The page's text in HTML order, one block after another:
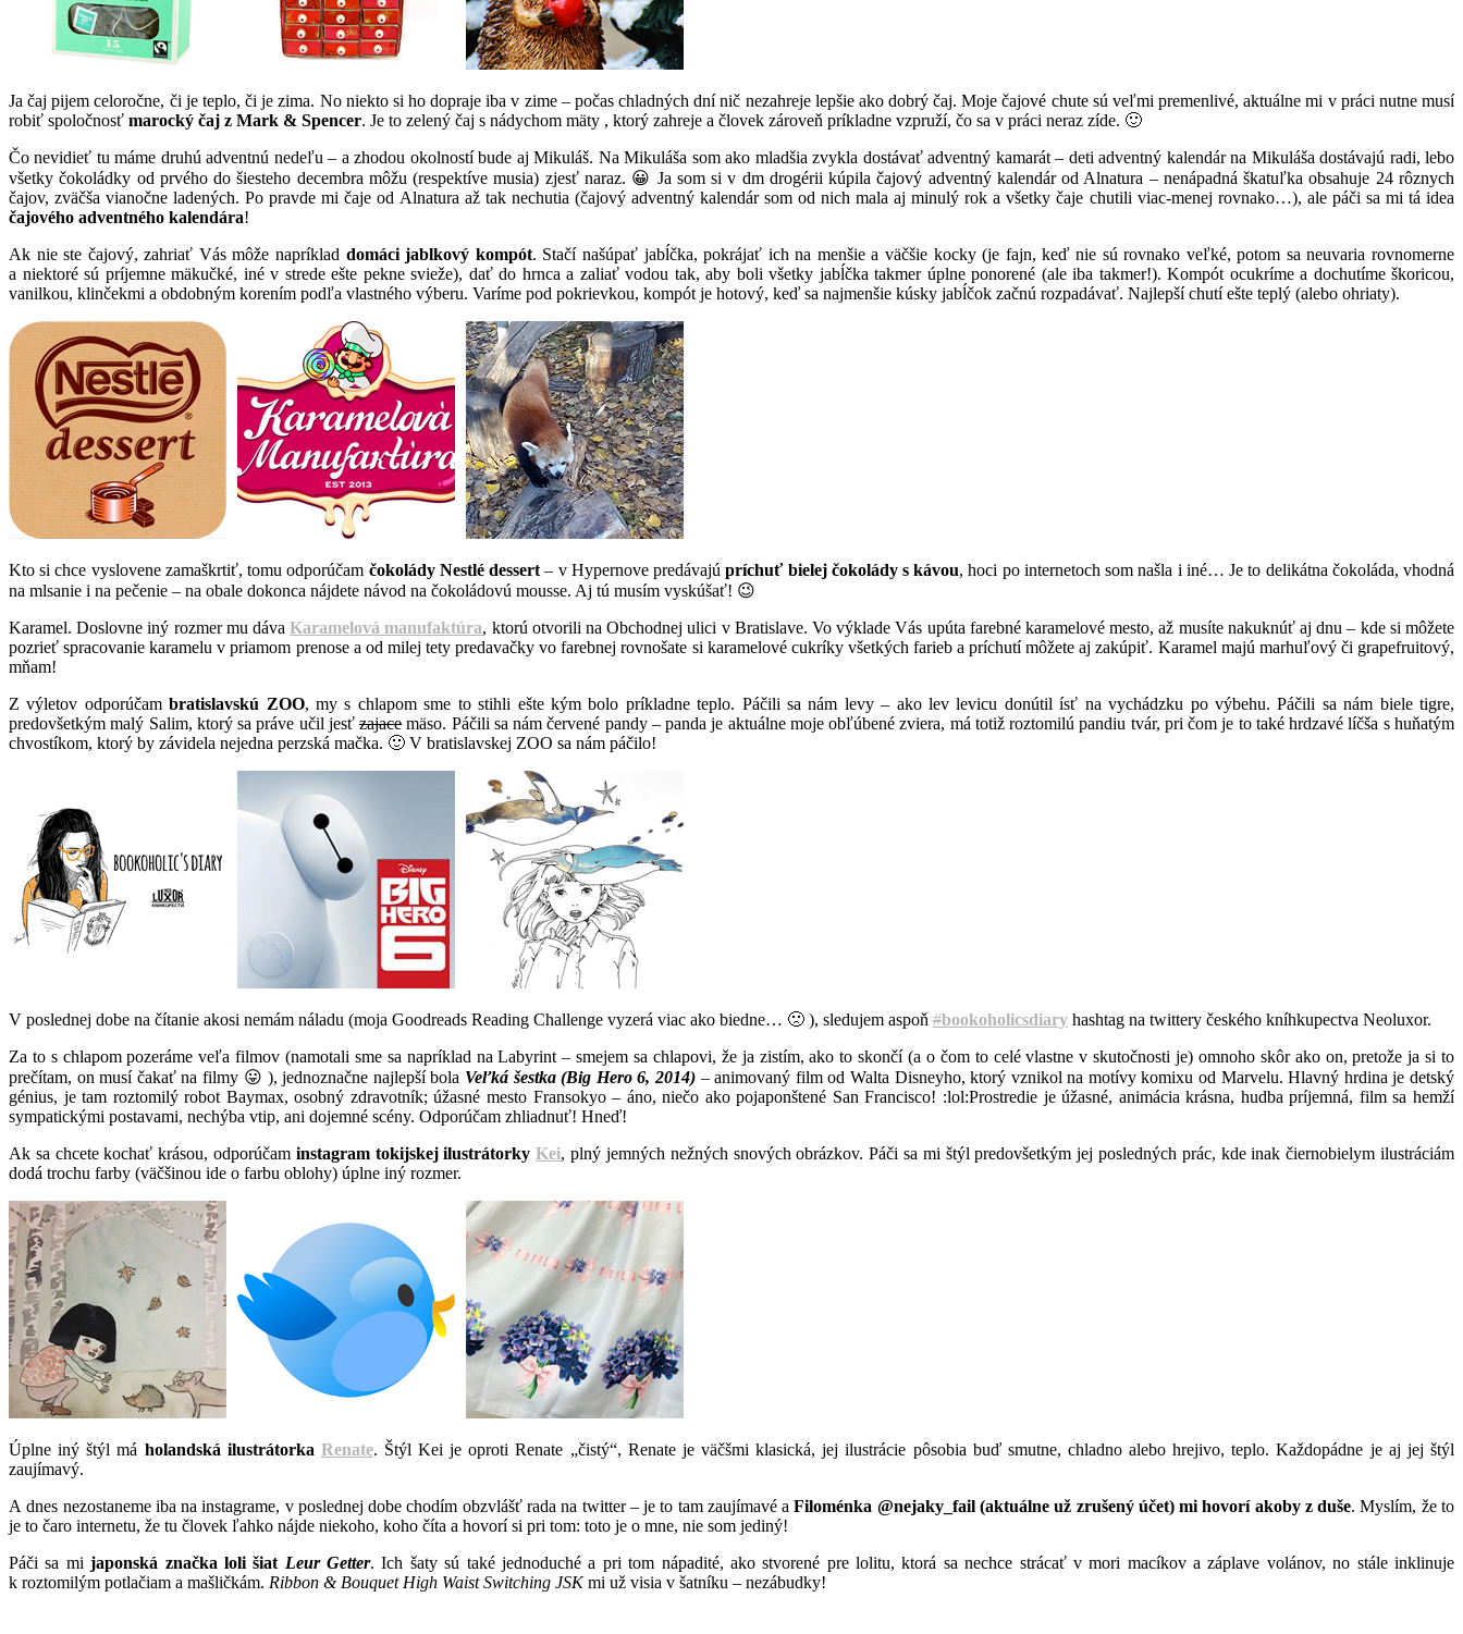
Ja čaj pijem celoročne, či je teplo, či je zima. No niekto si ho dopraje iba v zime – počas chladných dní nič nezahreje lepšie ako dobrý čaj. Moje čajové chute sú veľmi premenlivé, aktuálne mi v práci nutne musí
robiť spoločnosť marocký čaj z Mark & Spencer. Je to zelený čaj s nádychom mäty , ktorý zahreje a človek zároveň príkladne vzpruží, čo sa v práci neraz zíde. 🙂
Čo nevidieť tu máme druhú adventnú nedeľu – a zhodou okolností bude aj Mikuláš. Na Mikuláša som ako mladšia zvykla dostávať adventný kamarát – deti adventný kalendár na Mikuláša dostávajú radi, lebo
všetky čokoládky od prvého do šiesteho decembra môžu (respektíve musia) zjesť naraz. 😀 Ja som si v dm drogérii kúpila čajový adventný kalendár od Alnatura – nenápadná škatuľka obsahuje 24 rôznych
čajov, zväčša vianočne ladených. Po pravde mi čaje od Alnatura až tak nechutia (čajový adventný kalendár som od nich mala aj minulý rok a všetky čaje chutili viac-menej rovnako…), ale páči sa mi tá idea
čajového adventného kalendára!
Ak nie ste čajový, zahriať Vás môže napríklad domáci jablkový kompót. Stačí našúpať jabĺčka, pokrájať ich na menšie a väčšie kocky (je fajn, keď nie sú rovnako veľké, potom sa neuvaria rovnomerne
a niektoré sú príjemne mäkučké, iné v strede ešte pekne svieže), dať do hrnca a zaliať vodou tak, aby boli všetky jabĺčka takmer úplne ponorené (ale iba takmer!). Kompót ocukríme a dochutíme škoricou,
vanilkou, klinčekmi a obdobným korením podľa vlastného výberu. Varíme pod pokrievkou, kompót je hotový, keď sa najmenšie kúsky jabĺčok začnú rozpadávať. Najlepší chutí ešte teplý (alebo ohriaty).
Kto si chce vyslovene zamaškrtiť, tomu odporúčam čokolády Nestlé dessert – v Hypernove predávajúpríchuť bielej čokolády s kávou, hoci po internetoch som našla i iné… Je to delikátna čokoláda, vhodná
na mlsanie i na pečenie – na obale dokonca nájdete návod na čokoládovú mousse. Aj tú musím vyskúšať! 😉
Karamel. Doslovne iný rozmer mu dávaKaramelová manufaktúra, ktorú otvorili na Obchodnej ulici v Bratislave. Vo výklade Vás upúta farebné karamelové mesto, až musíte nakuknúť aj dnu – kde si môžete
pozrieť spracovanie karamelu v priamom prenose a od milej tety predavačky vo farebnej rovnošate si karamelové cukríky všetkých farieb a príchutí môžete aj zakúpiť. Karamel majú marhuľový či grapefruitový,
mňam!
Z výletov odporúčambratislavskú ZOO, my s chlapom sme to stihli ešte kým bolo príkladne teplo. Páčili sa nám levy – ako lev levicu donútil ísť na vychádzku po výbehu. Páčili sa nám biele tigre,
predovšetkým malý Salim, ktorý sa práve učil jesťzajace mäso. Páčili sa nám červené pandy – panda je aktuálne moje obľúbené zviera, má totiž roztomilú pandiu tvár, pri čom je to také hrdzavé líčša s huňatým
chvostíkom, ktorý by závidela nejedna perzská mačka. 🙂 V bratislavskej ZOO sa nám páčilo!
V poslednej dobe na čítanie akosi nemám náladu (moja Goodreads Reading Challenge vyzerá viac ako biedne… 🙁 ), sledujem aspoň #bookoholicsdiary hashtag na twittery českého kníhkupectva Neoluxor.
Za to s chlapom pozeráme veľa filmov (namotali sme sa napríklad na Labyrint – smejem sa chlapovi, že ja zistím, ako to skončí (a o čom to celé vlastne v skutočnosti je) omnoho skôr ako on, pretože ja si to
prečítam, on musí čakať na filmy 😛 ), jednoznačne najlepší bola Veľká šestka (Big Hero 6, 2014) – animovaný film od Walta Disneyho, ktorý vznikol na motívy komixu od Marvelu. Hlavný hrdina je detský
génius, je tam roztomilý robot Baymax, osobný zdravotník; úžasné mesto Fransokyo – áno, niečo ako pojaponštené San Francisco! :lol:Prostredie je úžasné, animácia krásna, hudba príjemná, film sa hemží
sympatickými postavami, nechýba vtip, ani dojemné scény. Odporúčam zhliadnuť! Hneď!
Ak sa chcete kochať krásou, odporúčam instagram tokijskej ilustrátorkyKei, plný jemných nežných snových obrázkov. Páči sa mi štýl predovšetkým jej posledných prác, kde inak čiernobielym ilustráciám
dodá trochu farby (väčšinou ide o farbu oblohy) úplne iný rozmer.
Úplne iný štýl má holandská ilustrátorka Renate. Štýl Kei je oproti Renate „čistý“, Renate je väčšmi klasická, jej ilustrácie pôsobia buď smutne, chladno alebo hrejivo, teplo. Každopádne je aj jej štýl
zaujímavý.
A dnes nezostaneme iba na instagrame, v poslednej dobe chodím obzvlášť rada na twitter – je to tam zaujímavé aFiloménka @nejaky_fail (aktuálne už zrušený účet) mi hovorí akoby z duše. Myslím, že to
je to čaro internetu, že tu človek ľahko nájde niekoho, koho číta a hovorí si pri tom: toto je o mne, nie som jediný!
Páči sa mijaponská značka loli šiat Leur Getter. Ich šaty sú také jednoduché a pri tom nápadité, ako stvorené pre lolitu, ktorá sa nechce strácať v mori macíkov a záplave volánov, no stále inklinuje
k roztomilým potlačiam a mašličkám. Ribbon & Bouquet High Waist Switching JSKmi už visia v šatníku – nezábudky!